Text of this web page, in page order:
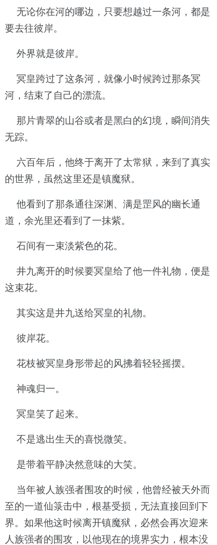
无论你在河的哪边，只要想越过一条河，都是
要去往彼岸。
外界就是彼岸。
冥皇跨过了这条河，就像小时候跨过那条冥
河，结束了自己的漂流。
那片青翠的山谷或者是黑白的幻境，瞬间消失
无踪。
六百年后，他终于离开了太常狱，来到了真实
的世界，虽然这里还是镇魔狱。
他看到了那条通往深渊、满是罡风的幽长通
道，余光里还看到了一抹紫。
石间有一束淡紫色的花。
井九离开的时候要冥皇给了他一件礼物，便是
这束花。
其实这是井九送给冥皇的礼物。
彼岸花。
花枝被冥皇身形带起的风拂着轻轻摇摆。
神魂归一。
冥皇笑了起来。
不是逃出生天的喜悦微笑。
是带着平静决然意味的大笑。
当年被人族强者围攻的时候，他曾经被天外而
至的一道仙箓击中，根基受损，无法直接回到下
界。如果他这时候离开镇魔狱，必然会再次迎来
人族强者的围攻，以他现在的境界实力，根本没